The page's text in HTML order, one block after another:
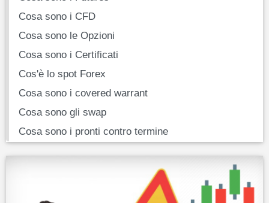
Cosa sono i CFD
Cosa sono le Opzioni
Cosa sono i Certificati
Cos'è lo spot Forex
Cosa sono i covered warrant
Cosa sono gli swap
Cosa sono i pronti contro termine